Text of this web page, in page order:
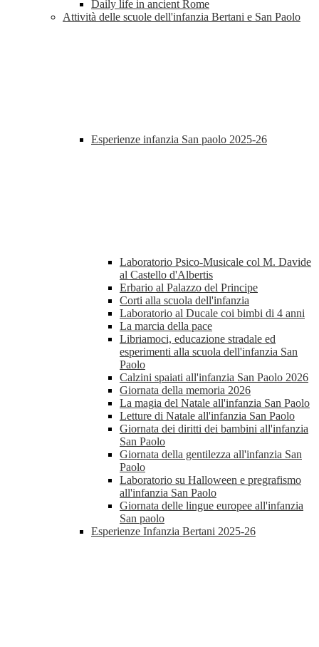
Daily life in ancient Rome
Attività delle scuole dell'infanzia Bertani e San Paolo
Esperienze infanzia San paolo 2025-26
Laboratorio Psico-Musicale col M. Davide
al Castello d'Albertis
Erbario al Palazzo del Principe
Corti alla scuola dell'infanzia
Laboratorio al Ducale coi bimbi di 4 anni
La marcia della pace
Libriamoci, educazione stradale ed
esperimenti alla scuola dell'infanzia San
Paolo
Calzini spaiati all'infanzia San Paolo 2026
Giornata della memoria 2026
La magia del Natale all'infanzia San Paolo
Letture di Natale all'infanzia San Paolo
Giornata dei diritti dei bambini all'infanzia
San Paolo
Giornata della gentilezza all'infanzia San
Paolo
Laboratorio su Halloween e pregrafismo
all'infanzia San Paolo
Giornata delle lingue europee all'infanzia
San paolo
Esperienze Infanzia Bertani 2025-26